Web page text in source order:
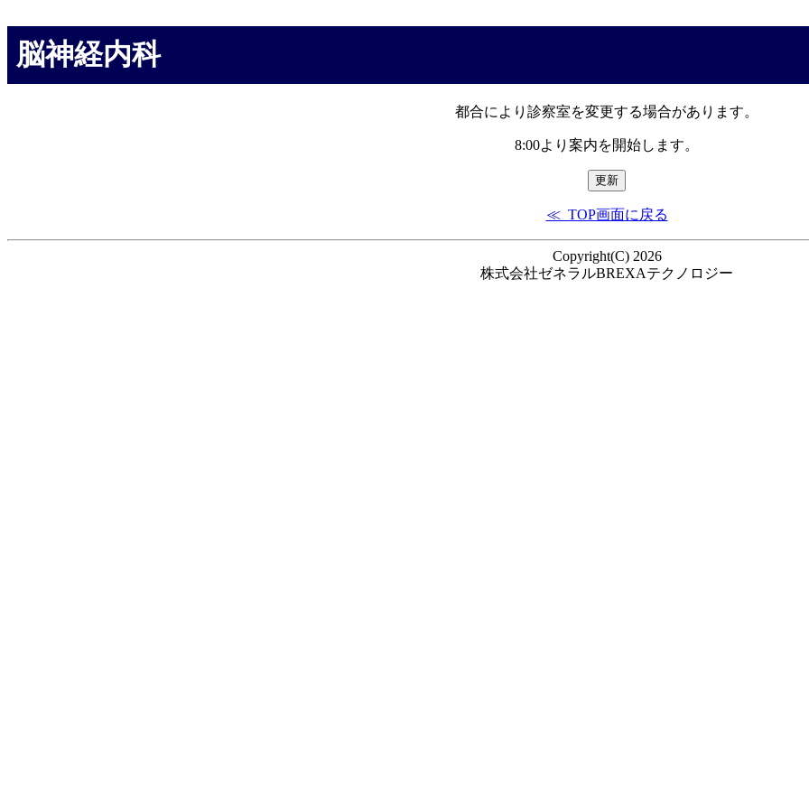
脳神経内科
都合により診察室を変更する場合があります。
8:00より案内を開始します。
≪ TOP画面に戻る
Copyright(C) 2026
株式会社ゼネラルBREXAテクノロジー